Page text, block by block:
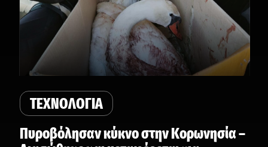
ΤΕΧΝΟΛΟΓΙΑ
Πυροβόλησαν κύκνο στην Κορωνησία –